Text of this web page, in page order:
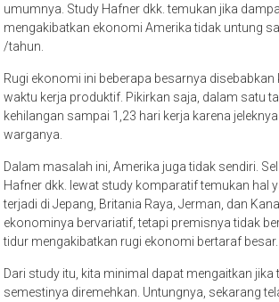
umumnya. Study Hafner dkk. temukan jika
mengakibatkan ekonomi Amerika tidak untung
/tahun.
Rugi ekonomi ini beberapa besarnya disebabkan
waktu kerja produktif. Pikirkan saja, dalam satu
kehilangan sampai 1,23 hari kerja karena
warganya.
Dalam masalah ini, Amerika juga tidak sendiri.
Hafner dkk. lewat study komparatif temukan hal
terjadi di Jepang, Britania Raya, Jerman, dan
ekonominya bervariatif, tetapi premisnya tidak
tidur mengakibatkan rugi ekonomi bertaraf besar.
Dari study itu, kita minimal dapat mengaitkan jika
semestinya diremehkan. Untungnya, sekarang